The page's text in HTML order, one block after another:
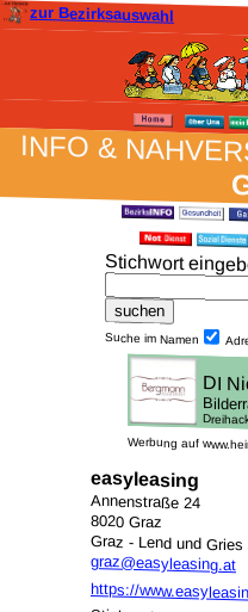
zur Bezirksauswahl
INFO &
Stich­wort
Suche im Namen
Werbung auf
easyleasing
Annenstraße 24
8020 Graz
Graz - Lend und
graz@easyleasing.at
https://